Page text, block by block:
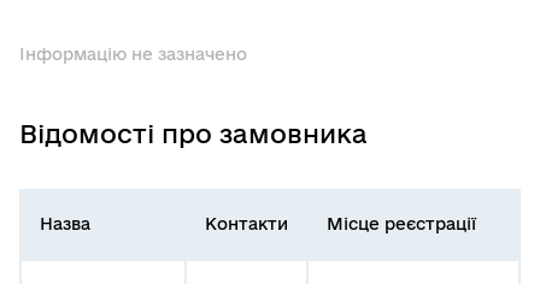
Інформацію не зазначено
Відомості про замовника
Назва Контакти Місце реєстрації